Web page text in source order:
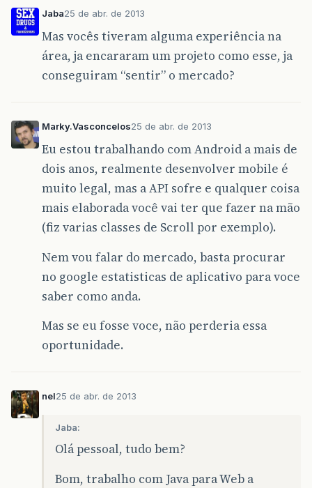
Jaba25 de abr. de 2013
Mas vocês tiveram alguma experiência na
área, ja encararam um projeto como esse, ja
conseguiram “sentir” o mercado?
Marky.Vasconcelos25 de abr. de 2013
Eu estou trabalhando com Android a mais de
dois anos, realmente desenvolver mobile é
muito legal, mas a API sofre e qualquer coisa
mais elaborada você vai ter que fazer na mão
(fiz varias classes de Scroll por exemplo).
Nem vou falar do mercado, basta procurar
no google estatisticas de aplicativo para voce
saber como anda.
Mas se eu fosse voce, não perderia essa
oportunidade.
nel25 de abr. de 2013
Jaba:
Olá pessoal, tudo bem?
Bom, trabalho com Java para Web a